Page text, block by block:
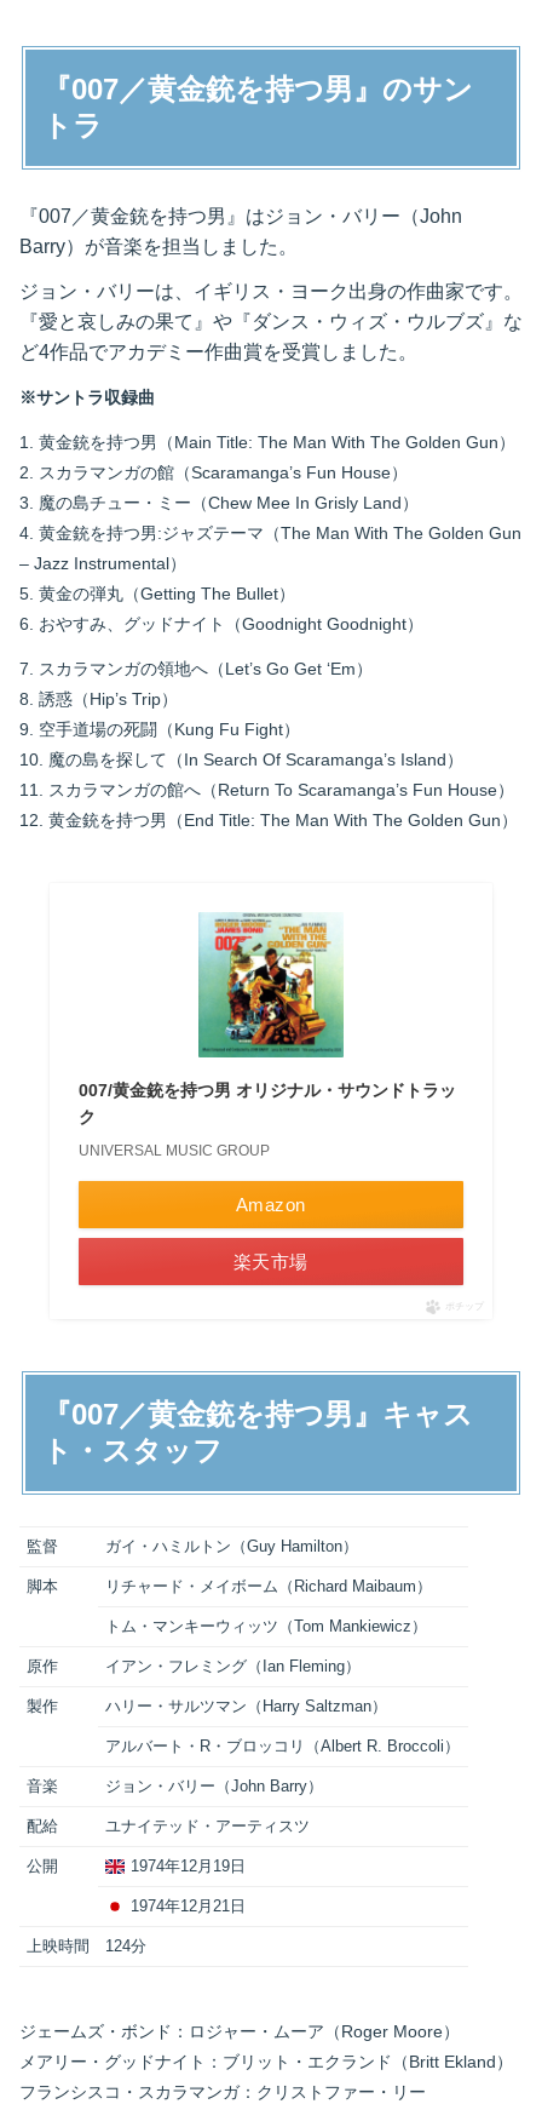
『007／黄金銃を持つ男』のサン
トラ
『007／黄金銃を持つ男』はジョン・バリー（John
Barry）が音楽を担当しました。
ジョン・バリーは、イギリス・ヨーク出身の作曲家です。
『愛と哀しみの果て』や『ダンス・ウィズ・ウルブズ』な
ど4作品でアカデミー作曲賞を受賞しました。
※サントラ収録曲
1. 黄金銃を持つ男（Main Title: The Man With The Golden Gun）
2. スカラマンガの館（Scaramanga’s Fun House）
3. 魔の島チュー・ミー（Chew Mee In Grisly Land）
4. 黄金銃を持つ男:ジャズテーマ（The Man With The Golden Gun
– Jazz Instrumental）
5. 黄金の弾丸（Getting The Bullet）
6. おやすみ、グッドナイト（Goodnight Goodnight）
7. スカラマンガの領地へ（Let’s Go Get ‘Em）
8. 誘惑（Hip’s Trip）
9. 空手道場の死闘（Kung Fu Fight）
10. 魔の島を探して（In Search Of Scaramanga’s Island）
11. スカラマンガの館へ（Return To Scaramanga’s Fun House）
12. 黄金銃を持つ男（End Title: The Man With The Golden Gun）
007/黄金銃を持つ男 オリジナル・サウンドトラッ
ク
UNIVERSAL MUSIC GROUP
Amazon
楽天市場
ポチップ
『007／黄金銃を持つ男』キャス
ト・スタッフ
監督 ガイ・ハミルトン（Guy Hamilton）
脚本 リチャード・メイボーム（Richard Maibaum）
トム・マンキーウィッツ（Tom Mankiewicz）
原作 イアン・フレミング（Ian Fleming）
製作 ハリー・サルツマン（Harry Saltzman）
アルバート・R・ブロッコリ（Albert R. Broccoli）
音楽 ジョン・バリー（John Barry）
配給 ユナイテッド・アーティスツ
公開 1974年12月19日
1974年12月21日
上映時間 124分
ジェームズ・ボンド：ロジャー・ムーア（Roger Moore）
メアリー・グッドナイト：ブリット・エクランド（Britt Ekland）
フランシスコ・スカラマンガ：クリストファー・リー